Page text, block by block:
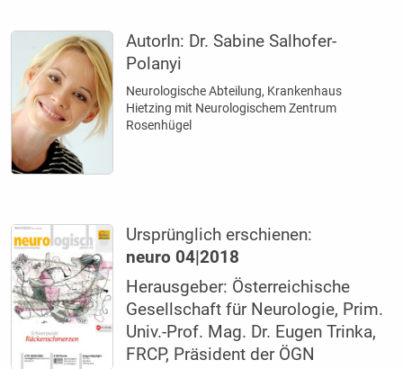
AutorIn: Dr. Sabine Salhofer-
Polanyi
Neurologische Abteilung, Krankenhaus
Hietzing mit Neurologischem Zentrum
Rosenhügel
Ursprünglich erschienen:
neuro 04|2018
Herausgeber: Österreichische
Gesellschaft für Neurologie, Prim.
Univ.-Prof. Mag. Dr. Eugen Trinka,
FRCP, Präsident der ÖGN